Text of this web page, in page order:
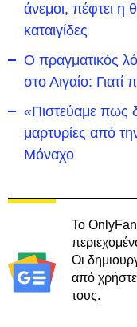
άνεμοι, πέφτει η
καταιγίδες
Ο πραγματικός
στο Αιγαίο: Γιατί
«Πιστεύαμε πως
μαρτυρίες από
Μόναχο
Το
Οι
από
τους.